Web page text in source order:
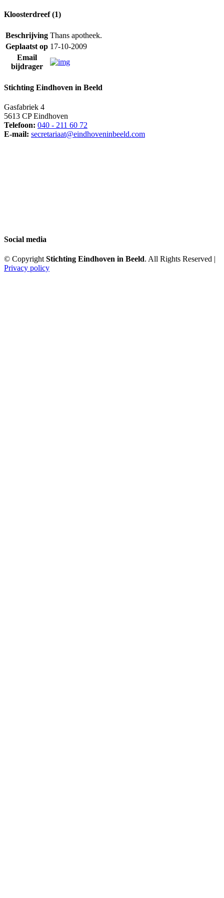
Kloosterdreef (1)
Beschrijving Thans apotheek.
Geplaatst op 17-10-2009
Email
bijdrager
Stichting Eindhoven in Beeld
Gasfabriek 4
5613 CP Eindhoven
Telefoon: 040 - 211 60 72
E-mail: secretariaat@eindhoveninbeeld.com
Social media
© Copyright Stichting Eindhoven in Beeld. All Rights Reserved |
Privacy policy